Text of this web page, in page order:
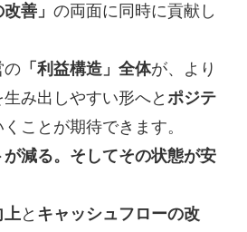
善」 の両面に同時に貢献し
の「利益構造」全体が、より
み出しやすい形へと ポジテ
くことが期待できます。
減る。そしてその状態が安
上と キャッシュフローの改